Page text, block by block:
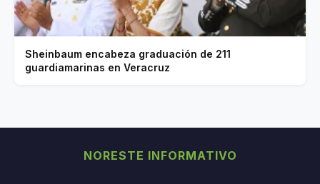
Sheinbaum encabeza graduación de 211
guardiamarinas en Veracruz
NORESTE INFORMATIVO